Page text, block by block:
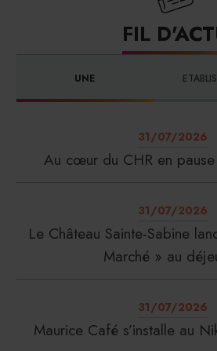
FIL
UNE
31/07/2026
Au cœur du CHR en pause
31/07/2026
Le Château Sainte-Sabine
Marché » au
31/07/2026
Maurice Café s’installe au